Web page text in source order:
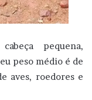
pequena,
peso médio é de
aves, roedores e